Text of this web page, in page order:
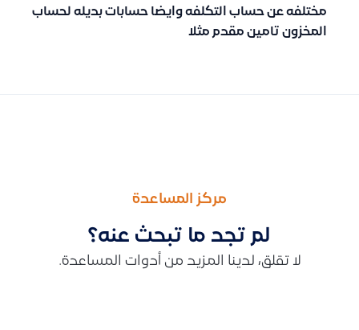
مختلفه عن حساب التكلفه وايضا حسابات بديله لحساب
المخزون تامين مقدم مثلا
مركز المساعدة
لم تجد ما تبحث عنه؟
لا تقلق، لدينا المزيد من أدوات المساعدة.